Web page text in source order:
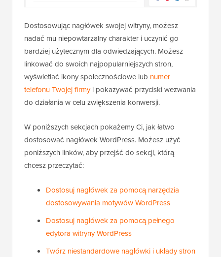
Dostosowując nagłówek swojej witryny, możesz
nadać mu niepowtarzalny charakter i uczynić go
bardziej użytecznym dla odwiedzających. Możesz
linkować do swoich najpopularniejszych stron,
wyświetlać ikony społecznościowe lub numer
telefonu Twojej firmyi pokazywać przyciski wezwania
do działania w celu zwiększenia konwersji.
W poniższych sekcjach pokażemy Ci, jak łatwo
dostosować nagłówek WordPress. Możesz użyć
poniższych linków, aby przejść do sekcji, którą
chcesz przeczytać:
Dostosuj nagłówek za pomocą narzędzia
dostosowywania motywów WordPress
Dostosuj nagłówek za pomocą pełnego
edytora witryny WordPress
Twórz niestandardowe nagłówki i układy stron